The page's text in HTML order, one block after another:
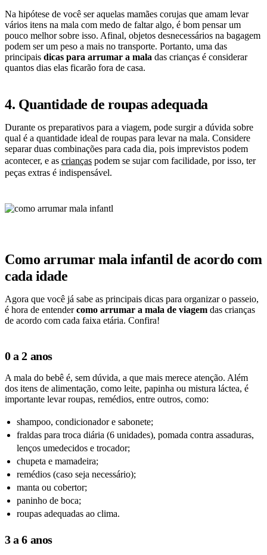
Na hipótese de você ser aquelas mamães corujas que amam levar
vários itens na mala com medo de faltar algo, é bom pensar um
pouco melhor sobre isso. Afinal, objetos desnecessários na bagagem
podem ser um peso a mais no transporte. Portanto, uma das
principais dicas para arrumar a mala das crianças é considerar
quantos dias elas ficarão fora de casa.
4. Quantidade de roupas adequada
Durante os preparativos para a viagem, pode surgir a dúvida sobre
qual é a quantidade ideal de roupas para levar na mala. Considere
separar duas combinações para cada dia, pois imprevistos podem
acontecer, e as crianças podem se sujar com facilidade, por isso, ter
peças extras é indispensável.
Como arrumar mala infantil de acordo com
cada idade
Agora que você já sabe as principais dicas para organizar o passeio,
é hora de entendercomo arrumar a mala de viagem das crianças
de acordo com cada faixa etária. Confira!
0 a 2 anos
A mala do bebê é, sem dúvida, a que mais merece atenção. Além
dos itens de alimentação, como leite, papinha ou mistura láctea, é
importante levar roupas, remédios, entre outros, como:
shampoo, condicionador e sabonete;
fraldas para troca diária (6 unidades), pomada contra assaduras,
lenços umedecidos e trocador;
chupeta e mamadeira;
remédios (caso seja necessário);
manta ou cobertor;
paninho de boca;
roupas adequadas ao clima.
3 a 6 anos